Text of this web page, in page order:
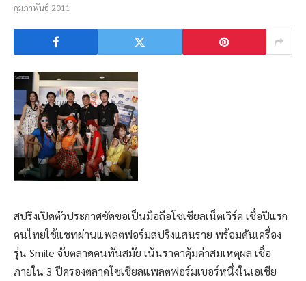
กุมภาพันธ์ 2011
สปริงเปิดตัวประกาศชัดขอเป็นมือถือโซเชียลเน็ตเวิร์ค เชื่อปีแรก
คนไทยใช้แชทผ่านแพลตฟอร์มสปริงแสนราย พร้อมดันเครื่อง
รุ่น Smile จับตลาดคนทันสมัย เน้นราคาคุ้มค่าสมเหตุผล เชื่อ
ภายใน 3 ปีครองตลาดโซเชียลแพลตฟอร์มเบอร์หนึ่งในเอเชีย